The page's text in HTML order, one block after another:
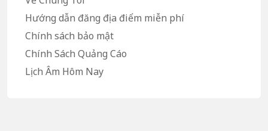
Hướng dẫn đăng địa điểm miễn phí
Chính sách bảo mật
Chính Sách Quảng Cáo
Lịch Âm Hôm Nay